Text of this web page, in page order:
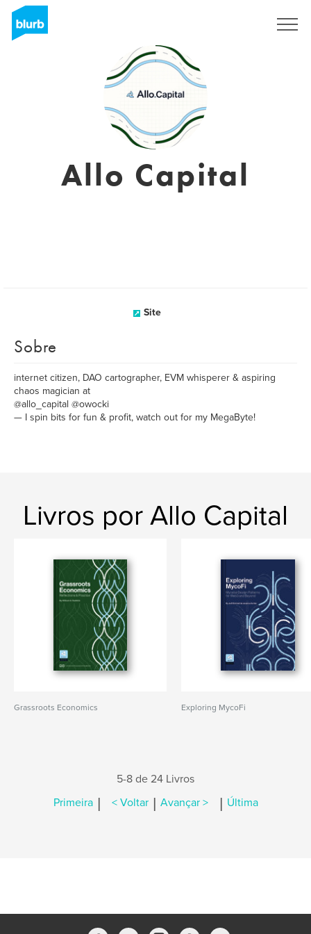
Allo Capital
Site
Sobre
internet citizen, DAO cartographer, EVM whisperer & aspiring
chaos magician at
@allo_capital @owocki
— I spin bits for fun & profit, watch out for my MegaByte!
Livros por Allo Capital
Grassroots Economics Exploring MycoFi
5-8 de 24 Livros
Primeira | < Voltar | Avançar > | Última